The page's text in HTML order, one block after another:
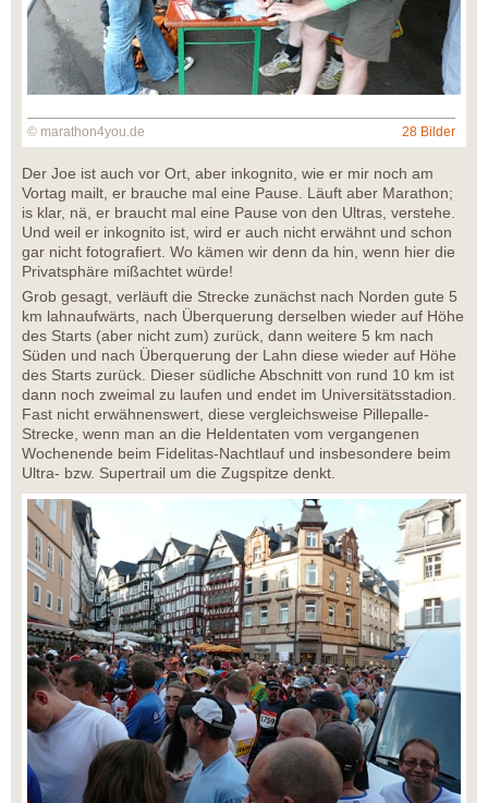
© marathon4you.de 28 Bilder
Der Joe ist auch vor Ort, aber inkognito, wie er mir noch am
Vortag mailt, er brauche mal eine Pause. Läuft aber Marathon;
is klar, nä, er braucht mal eine Pause von den Ultras, verstehe.
Und weil er inkognito ist, wird er auch nicht erwähnt und schon
gar nicht fotografiert. Wo kämen wir denn da hin, wenn hier die
Privatsphäre mißachtet würde!
Grob gesagt, verläuft die Strecke zunächst nach Norden gute 5
km lahnaufwärts, nach Überquerung derselben wieder auf Höhe
des Starts (aber nicht zum) zurück, dann weitere 5 km nach
Süden und nach Überquerung der Lahn diese wieder auf Höhe
des Starts zurück. Dieser südliche Abschnitt von rund 10 km ist
dann noch zweimal zu laufen und endet im Universitätsstadion.
Fast nicht erwähnenswert, diese vergleichsweise Pillepalle-
Strecke, wenn man an die Heldentaten vom vergangenen
Wochenende beim Fidelitas-Nachtlauf und insbesondere beim
Ultra- bzw. Supertrail um die Zugspitze denkt.